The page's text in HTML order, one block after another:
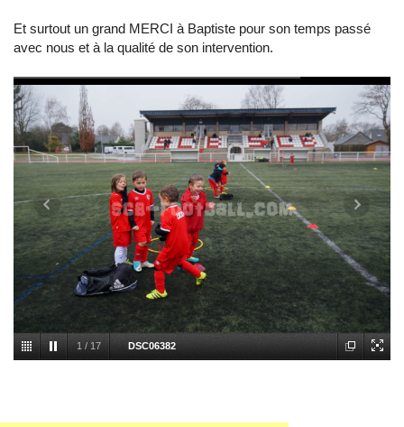
Et surtout un grand MERCI à Baptiste pour son temps passé
avec nous et à la qualité de son intervention.
1 / 17 DSC06382